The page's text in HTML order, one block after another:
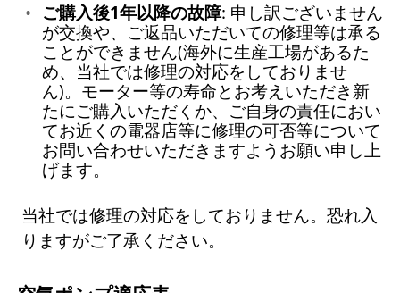
ご購入後1年以降の故障: 申し訳ございません
が交換や、ご返品いただいての修理等は承る
ことができません(海外に生産工場があるた
め、当社では修理の対応をしておりませ
ん)。モーター等の寿命とお考えいただき新
たにご購入いただくか、ご自身の責任におい
てお近くの電器店等に修理の可否等について
お問い合わせいただきますようお願い申し上
げます。
当社では修理の対応をしておりません。恐れ入
りますがご了承ください。